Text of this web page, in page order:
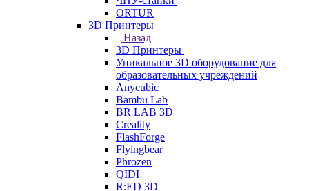
ORTUR
3D Принтеры
Назад
3D Принтеры
Уникальное 3D оборудование для
образовательных учреждений
Anycubic
Bambu Lab
BR LAB 3D
Creality
FlashForge
Flyingbear
Phrozen
QIDI
R:ED 3D